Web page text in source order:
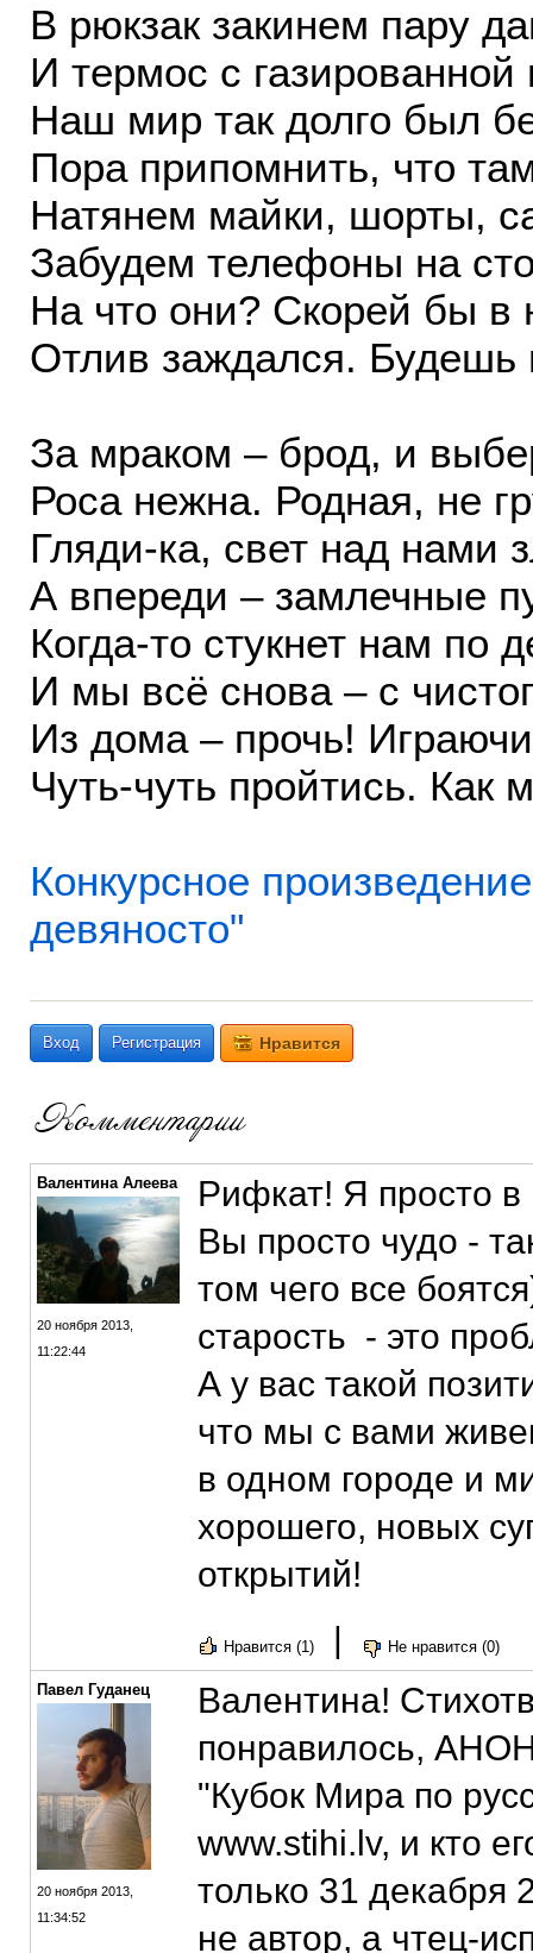
В рюкзак закинем пару
И термос с газированной
Наш мир так долго был
Пора припомнить, что
Натянем майки, шорты,
Забудем телефоны на
На что они? Скорей бы в
Отлив заждался.
За мраком – брод, и
Роса нежна. Родная, не
Гляди-ка, свет над нами
А впереди – замлечные
Когда-то стукнет нам по
И мы всё снова – с
Из дома – прочь!
Чуть-чуть пройтись. Как
Конкурсное
девяносто"
Вход Регистрация Нравится
Валентина Алеева
20 ноября 2013,
11:22:44
Рифкат! Я просто в
Вы просто чудо -
том чего все
старость - это
А у вас такой
что мы с вами
в одном городе и
хорошего, новых
открытий!
Нравится (1) | Не нравится (0)
Павел Гуданец
20 ноября 2013,
11:34:52
Валентина!
понравилось,
"Кубок Мира по
www.stihi.lv, и кто
только 31 декабря
не автор, а чтец-